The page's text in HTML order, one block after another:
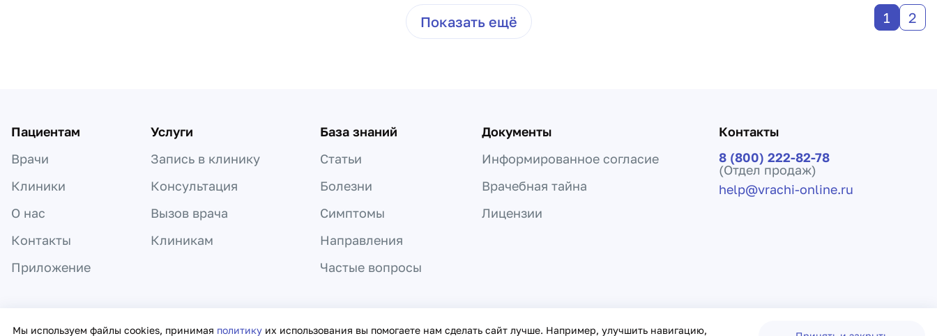
Показать ещё 1 2
Мы используем файлы cookies, принимая политику их использования вы помогаете нам сделать сайт лучше. Например, улучшить навигацию,
Пациентам
Врачи
Клиники
О нас
Контакты
Приложение
Услуги
Запись в клинику
Консультация
Вызов врача
Клиникам
База знаний
Статьи
Болезни
Симптомы
Направления
Частые вопросы
Документы
Информированное согласие
Врачебная тайна
Лицензии
Контакты
8 (800) 222-82-78
(Отдел продаж)
help@vrachi-online.ru